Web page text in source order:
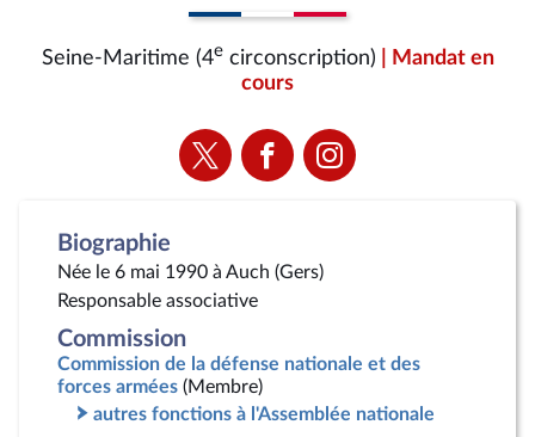
Seine-Maritime (4ecirconscription)
| Mandat en
cours
Voir
la
Voir
la
Voir
la
Biographie
Née le 6 mai 1990 à Auch (Gers)
Responsable associative
Commission
Commission de la défense nationale et des
forces armées (Membre)
autres fonctions à l'Assemblée nationale